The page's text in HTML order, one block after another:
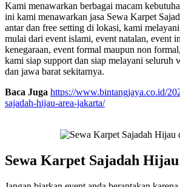
Kami menawarkan berbagai macam
ini kami menawarkan jasa Sewa Karpet
antar dan free setting di lokasi, kami
mulai dari event islami, event natalan, event
kenegaraan, event formal maupun non
kami siap support dan siap melayani seluruh
dan jawa barat sekitarnya.
Baca Juga https://www.bintangjaya.co.id/
sajadah-hijau-area-jakarta/
Sewa Karpet Sajadah